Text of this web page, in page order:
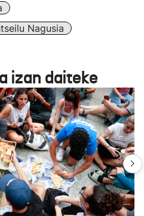
Nagusia
izan daiteke